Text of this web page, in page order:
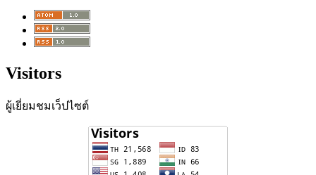
Visitors
ผู้เยี่ยมชมเว็ปไซต์